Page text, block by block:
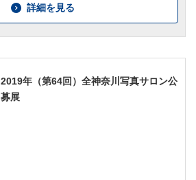
詳細を見る
2019年（第64回）全神奈川写真サロン公
募展